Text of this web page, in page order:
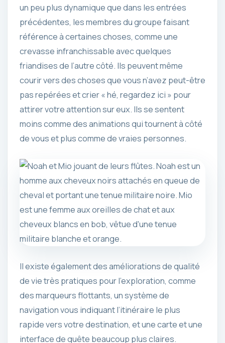
un peu plus dynamique que dans les entrées
précédentes, les membres du groupe faisant
référence à certaines choses, comme une
crevasse infranchissable avec quelques
friandises de l’autre côté. Ils peuvent même
courir vers des choses que vous n’avez peut-être
pas repérées et crier « hé, regardez ici » pour
attirer votre attention sur eux. Ils se sentent
moins comme des animations qui tournent à côté
de vous et plus comme de vraies personnes.
Il existe également des améliorations de qualité
de vie très pratiques pour l’exploration, comme
des marqueurs flottants, un système de
navigation vous indiquant l’itinéraire le plus
rapide vers votre destination, et une carte et une
interface de quête beaucoup plus claires.